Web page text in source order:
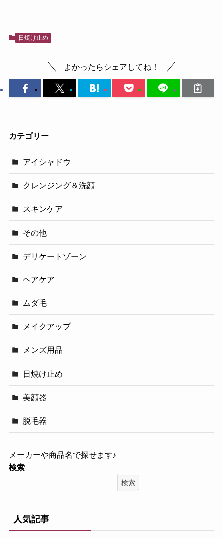
日焼け止め
よかったらシェアしてね！
カテゴリー
アイシャドウ
クレンジング＆洗顔
スキンケア
その他
デリケートゾーン
ヘアケア
ムダ毛
メイクアップ
メンズ用品
日焼け止め
美顔器
脱毛器
メーカーや商品名で探せます♪
検索
検索
人気記事